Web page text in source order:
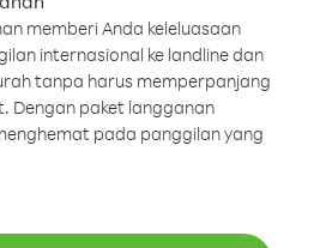
memberi Anda keleluasaan
internasional ke landline dan
tanpa harus memperpanjang
Dengan paket langganan
pada panggilan yang